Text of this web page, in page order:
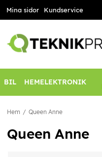
Mina sidor Kundservice
BIL HEMELEKTRONIK
Hem Queen Anne
Queen Anne